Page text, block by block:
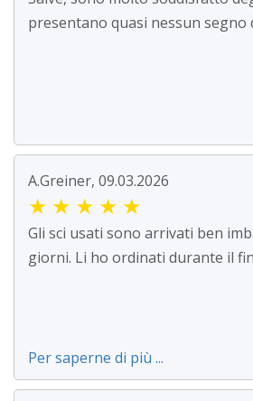
presentano quasi nessun segno
A.Greiner, 09.03.2026
★ ★ ★ ★ ★
Gli sci usati sono arrivati ben
giorni. Li ho ordinati durante il
Per saperne di più ...